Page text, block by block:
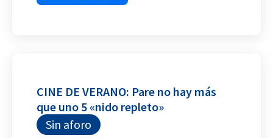
CINE DE VERANO: Pare no hay más
que uno 5 «nido repleto»
Sin aforo